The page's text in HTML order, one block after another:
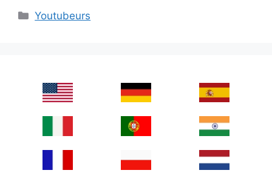
Categories
Youtubeurs